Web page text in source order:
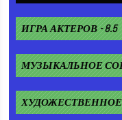
ИГРА АКТЕРОВ - 8.5
МУЗЫКАЛЬНОЕ